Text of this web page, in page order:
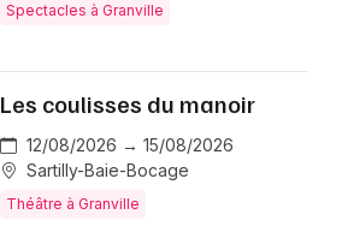
Spectacles à Granville
Les coulisses du manoir
12/08/2026 → 15/08/2026
Sartilly-Baie-Bocage
Théâtre à Granville